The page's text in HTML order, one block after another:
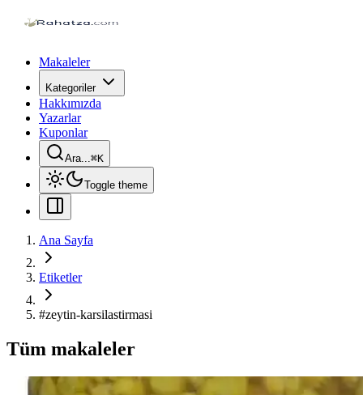
Makaleler
Kategoriler
Hakkımızda
Yazarlar
Kuponlar
Ara...⌘K
Toggle theme
Ana Sayfa
Etiketler
#zeytin-karsilastirmasi
Tüm makaleler